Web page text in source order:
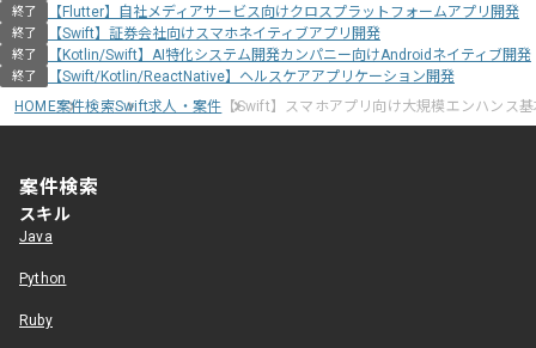
終了 【Flutter】自社メディアサービス向けクロスプラットフォームアプリ開発
終了 【Swift】証券会社向けスマホネイティブアプリ開発
終了 【Kotlin/Swift】AI特化システム開発カンパニー向けAndroidネイティブ開発
終了
【Swift/Kotlin/ReactNative】ヘルスケアアプリケーション開発
HOME案件検索Swift求人・案件 【Swift】スマホアプリ向け大規模エンハンス
案件検索
スキル
Java
Python
Ruby